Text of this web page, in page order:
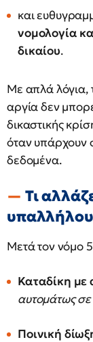
και
νομολογία
δικαίου.
Με απλά λόγια,
αργία δεν
δικαστικής
όταν υπάρχουν
δεδομένα.
Τι
Μετά τον νόμο
Καταδίκη με
αυτομάτως
Ποινική